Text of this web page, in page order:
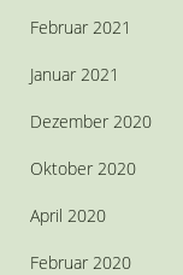
Februar 2021
Januar 2021
Dezember 2020
Oktober 2020
April 2020
Februar 2020